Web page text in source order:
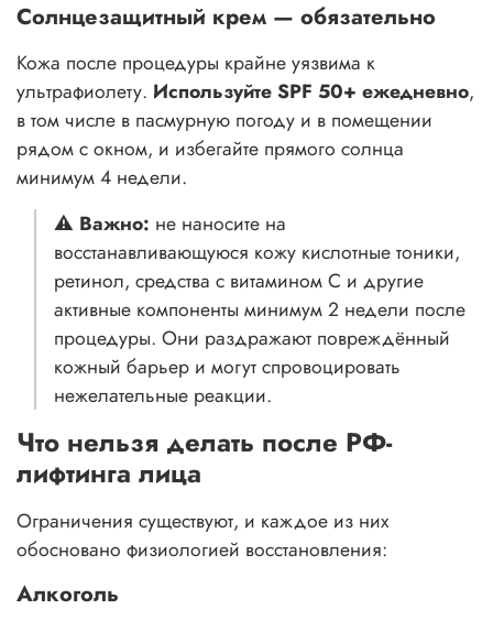
Солнцезащитный крем — обязательно
Кожа после процедуры крайне уязвима к
ультрафиолету. Используйте SPF 50+ ежедневно,
в том числе в пасмурную погоду и в помещении
рядом с окном, и избегайте прямого солнца
минимум 4 недели.
⚠️ Важно: не наносите на
восстанавливающуюся кожу кислотные тоники,
ретинол, средства с витамином С и другие
активные компоненты минимум 2 недели после
процедуры. Они раздражают повреждённый
кожный барьер и могут спровоцировать
нежелательные реакции.
Что нельзя делать после РФ-
лифтинга лица
Ограничения существуют, и каждое из них
обосновано физиологией восстановления:
Алкоголь